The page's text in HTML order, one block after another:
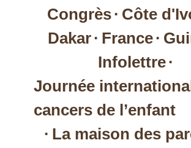
Congrès· Côte
Dakar· France·
Infolettre·
Journée
cancers de l’enfant
· La maison des